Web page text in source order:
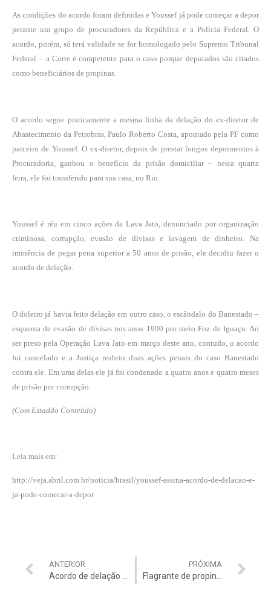
As condições do acordo foram definidas e Youssef já pode começar a depor
perante um grupo de procuradores da República e a Polícia Federal. O
acordo, porém, só terá validade se for homologado pelo Supremo Tribunal
Federal – a Corte é competente para o caso porque deputados são citados
como beneficiários de propinas.
O acordo segue praticamente a mesma linha da delação do ex-diretor de
Abastecimento da Petrobras, Paulo Roberto Costa, apontado pela PF como
parceiro de Youssef. O ex-diretor, depois de prestar longos depoimentos à
Procuradoria, ganhou o benefício da prisão domiciliar – nesta quarta
feira, ele foi transferido para sua casa, no Rio.
Youssef é réu em cinco ações da Lava Jato, denunciado por organização
criminosa, corrupção, evasão de divisas e lavagem de dinheiro. Na
iminência de pegar pena superior a 50 anos de prisão, ele decidiu fazer o
acordo de delação.
O doleiro já havia feito delação em outro caso, o escândalo do Banestado –
esquema de evasão de divisas nos anos 1990 por meio Foz de Iguaçu. Ao
ser preso pela Operação Lava Jato em março deste ano, contudo, o acordo
foi cancelado e a Justiça reabriu duas ações penais do caso Banestado
contra ele. Em uma delas ele já foi condenado a quatro anos e quatro meses
de prisão por corrupção.
(Com Estadão Conteúdo)
Leia mais em:
http://veja.abril.com.br/noticia/brasil/youssef-assina-acordo-de-delacao-e-
ja-pode-comecar-a-depor
ANTERIOR PRÓXIMA